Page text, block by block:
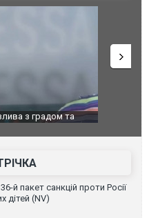
з градом та
Вже вивели
й пакет санкцій проти Росії
дітей (NV)